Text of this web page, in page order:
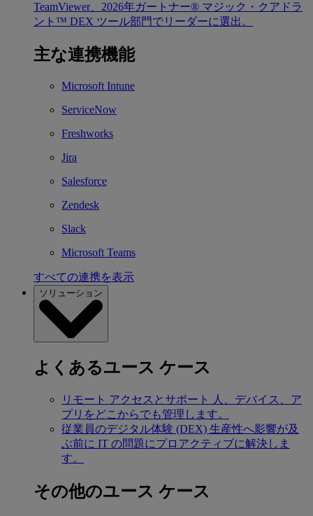
TeamViewer、2026年ガートナー® マジック・クアドラ
ント™ DEX ツール部門でリーダーに選出。
主な連携機能
Microsoft Intune
ServiceNow
Freshworks
Jira
Salesforce
Zendesk
Slack
Microsoft Teams
すべての連携を表示
ソリューション
よくあるユース ケース
リモート アクセスとサポート
人、デバイス、ア
プリをどこからでも管理します。
従業員のデジタル体験 (DEX) 生産性へ影響が及
ぶ前に IT の問題にプロアクティブに解決しま
す。
その他のユース ケース